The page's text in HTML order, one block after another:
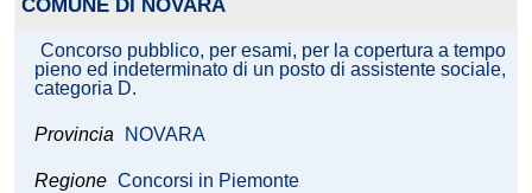
COMUNE DI NOVARA
Concorso pubblico, per esami, per la copertura a tempo
pieno ed indeterminato di un posto di assistente sociale,
categoria D.
Provincia NOVARA
Regione Concorsi in Piemonte